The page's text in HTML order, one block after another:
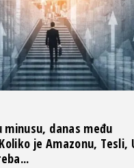
minusu, danas među
je Amazonu, Tesli,